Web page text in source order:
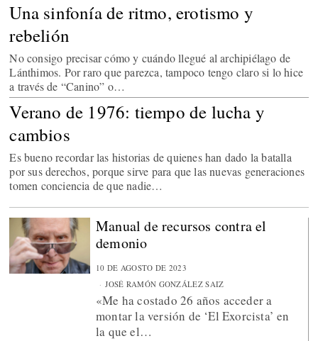
Una sinfonía de ritmo, erotismo y
rebelión
No consigo precisar cómo y cuándo llegué al archipiélago de
Lánthimos. Por raro que parezca, tampoco tengo claro si lo hice
a través de “Canino” o…
Verano de 1976: tiempo de lucha y
cambios
Es bueno recordar las historias de quienes han dado la batalla
por sus derechos, porque sirve para que las nuevas generaciones
tomen conciencia de que nadie…
Manual de recursos contra el
demonio
10 DE AGOSTO DE 2023
JOSÉ RAMÓN GONZÁLEZ SAIZ
«Me ha costado 26 años acceder a
montar la versión de ‘El Exorcista’ en
la que el…